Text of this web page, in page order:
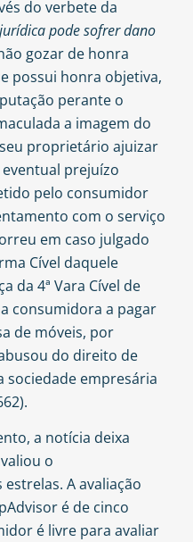
do verbete da
pode sofrer dano
gozar de honra
possui honra objetiva,
perante o
a imagem do
proprietário ajuizar
prejuízo
pelo consumidor
com o serviço
em caso julgado
Cível daquele
da 4ª Vara Cível de
consumidora a pagar
de móveis, por
do direito de
sociedade empresária
a notícia deixa
o
A avaliação
é de cinco
é livre para avaliar